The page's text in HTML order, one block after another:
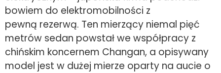
bowiem do elektromobilności z
pewną rezerwą. Ten mierzący niemal pięć
metrów sedan powstał we współpracy z
chińskim koncernem Changan, a opisywany
model jest w dużej mierze oparty na aucie o